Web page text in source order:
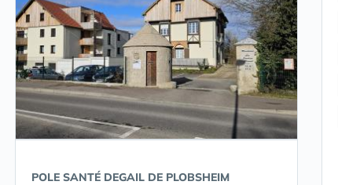
POLE SANTÉ DEGAIL DE PLOBSHEIM